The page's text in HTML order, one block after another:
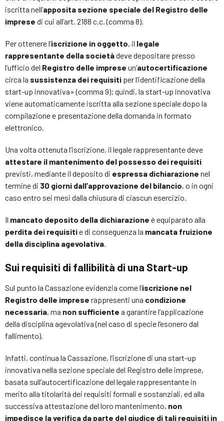
iscritta nell’apposita sezione speciale del Registro delle
imprese di cui all’art. 2188 c.c. (comma 8).
Per ottenere l’iscrizione in oggetto, il legale
rappresentante della societàdeve depositare presso
l’ufficio del Registro delle imprese un’autocertificazione
circa la sussistenza dei requisiti per l’identificazione della
start-up innovativa» (comma 9); quindi, la start-up innovativa
viene automaticamente iscritta alla sezione speciale dopo la
compilazione e presentazione della domanda in formato
elettronico.
Una volta ottenuta l’iscrizione, il legale rappresentante deve
attestare il mantenimento del possesso dei requisiti
previsti, mediante il deposito di espressa dichiarazione nel
termine di 30 giorni dall’approvazione del bilancio, o in ogni
caso entro sei mesi dalla chiusura di ciascun esercizio.
Il mancato deposito della dichiarazione è equiparato alla
perdita dei requisitie di conseguenza la mancata fruizione
della disciplina agevolativa.
Sui requisiti di fallibilità di una Start-up
Sul punto la Cassazione evidenzia come l’iscrizione nel
Registro delle imprese rappresenti una condizione
necessaria, ma non sufficiente a garantire l’applicazione
della disciplina agevolativa (nel caso di specie l’esonero dal
fallimento).
Infatti, continua la Cassazione, l’iscrizione di una start-up
innovativa nella sezione speciale del Registro delle imprese,
basata sull’autocertificazione del legale rappresentante in
merito alla titolarità dei requisiti formali e sostanziali, ed alla
successiva attestazione del loro mantenimento, non
impedisce la verifica da parte del giudice di tali requisiti in